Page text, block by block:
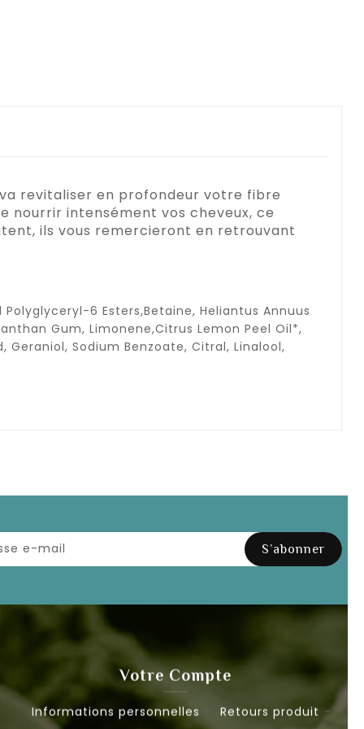
revitaliser en profondeur votre fibre
nourrir intensément vos cheveux, ce
ils vous remercieront en retrouvant
6 Esters,Betaine, Heliantus Annuus
Gum, Limonene,Citrus Lemon Peel Oil*,
Sodium Benzoate, Citral, Linalool,
Votre Compte
Informations personnelles
Retours produit